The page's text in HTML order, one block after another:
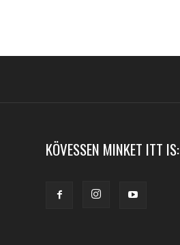
KÖVESSEN MINKET ITT IS: